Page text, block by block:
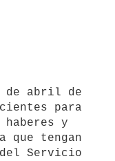
para
y
que tengan
Servicio